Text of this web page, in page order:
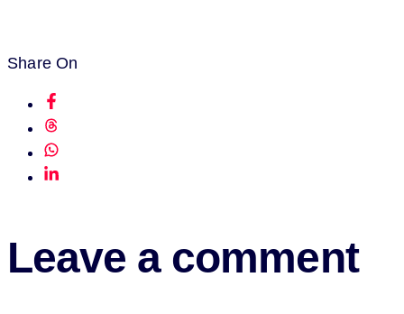
Share On
Leave a comment